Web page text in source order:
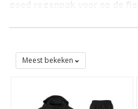
Behalve pakken verkopen
merken AGU, Willex, Ortlieb
Kortom, een fietsregenpak
AGU, Willex, Ortlieb en Vaude
gelukkig al jarenlang bedreven.
Meest bekeken